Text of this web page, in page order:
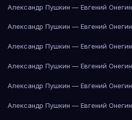
Александр Пушкин — Евгений Онегин
Александр Пушкин — Евгений Онегин
Александр Пушкин — Евгений Онегин
Александр Пушкин — Евгений Онегин
Александр Пушкин — Евгений Онегин
Александр Пушкин — Евгений Онегин